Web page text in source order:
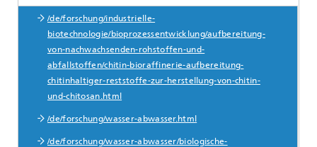
Kompetenzen am IGB
/de/forschung/industrielle-
biotechnologie/bioprozessentwicklung/aufbereitung-
von-nachwachsenden-rohstoffen-und-
abfallstoffen/chitin-bioraffinerie-aufbereitung-
chitinhaltiger-reststoffe-zur-herstellung-von-chitin-
und-chitosan.html
/de/forschung/wasser-abwasser.html
/de/forschung/wasser-abwasser/biologische-